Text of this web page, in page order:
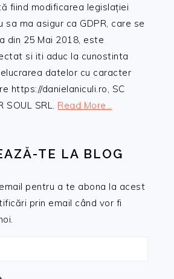
fiind modificarea legislației
sa ma asigur ca GDPR, care se
din 25 Mai 2018, este
si iti aduc la cunostinta
datelor cu caracter
https://danielaniculi.ro, SC
SOUL SRL. Read More…
TE LA BLOG
pentru a te abona la acest
prin email când vor fi